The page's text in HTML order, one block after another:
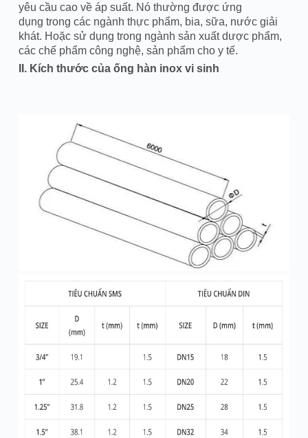
yêu cầu cao về áp suất. Nó thường được ứng
dụng trong các ngành thực phẩm, bia, sữa, nước giải
khát. Hoặc sử dụng trong ngành sản xuất dược phẩm,
các chế phẩm công nghệ, sản phẩm cho y tế.
II. Kích thước của ống hàn inox vi sinh